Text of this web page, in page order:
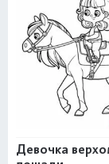
Девочка